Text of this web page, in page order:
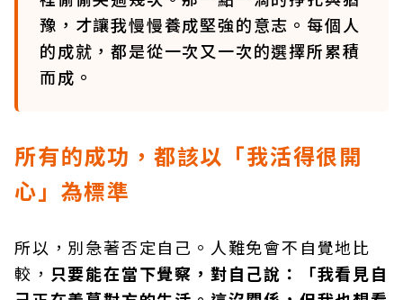
豫，才讓我慢慢養成堅強的意志。每個人
的成就，都是從一次又一次的選擇所累積
而成。
所有的成功，都該以「我活得很開
心」為標準
所以，別急著否定自己。人難免會不自覺地比
較， 只要能在當下覺察，對自己說：「我看見自